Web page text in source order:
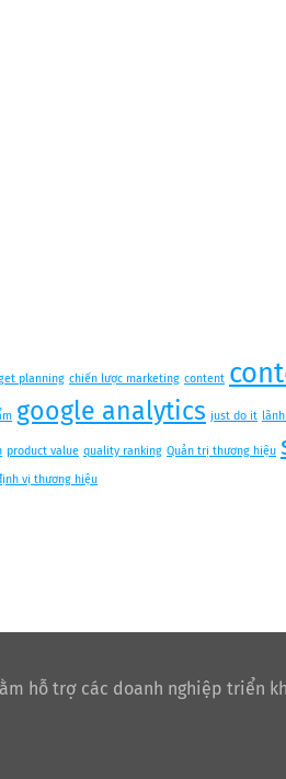
planning chiến lược marketing content
google analytics just do it
product value quality ranking Quản trị thương hiệu
vị thương hiệu
hỗ trợ các doanh nghiệp triển